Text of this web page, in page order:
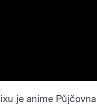
je anime Půjčovna